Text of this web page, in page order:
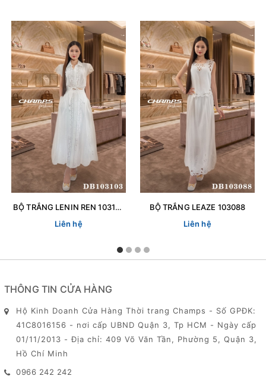
BỘ TRẮNG LENIN REN 103103
Liên hệ
BỘ TRẮNG LEAZE 103088
Liên hệ
THÔNG TIN CỬA HÀNG
Hộ Kinh Doanh Cửa Hàng Thời trang Champs - Số GPĐK:
41C8016156 - nơi cấp UBND Quận 3, Tp HCM - Ngày cấp
01/11/2013 - Địa chỉ: 409 Võ Văn Tần, Phường 5, Quận 3,
Hồ Chí Minh
0966 242 242